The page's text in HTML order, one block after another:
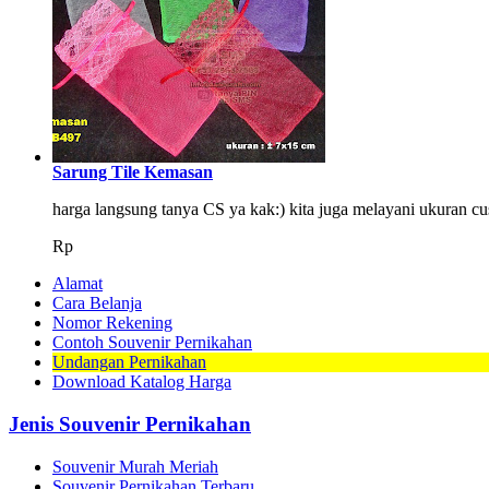
Sarung Tile Kemasan
harga langsung tanya CS ya kak:) kita juga melayani ukuran
Rp
Alamat
Cara Belanja
Nomor Rekening
Contoh Souvenir Pernikahan
Undangan Pernikahan
Download Katalog Harga
Jenis Souvenir Pernikahan
Souvenir Murah Meriah